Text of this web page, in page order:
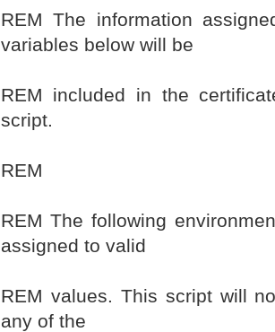
REM The information
variables below will be
REM included in the
script.
REM
REM The following
assigned to valid
REM values. This script will
any of the